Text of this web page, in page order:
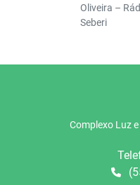
Oliveira –
Seberi
Complexo Luz